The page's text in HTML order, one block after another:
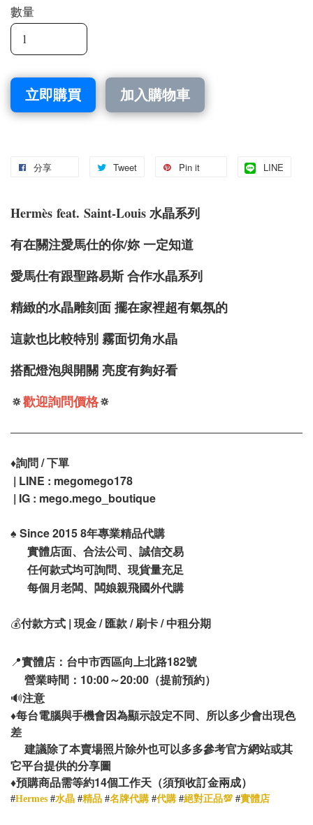
數量
立即購買 加入購物車
分享 Tweet Pin it LINE
Hermès feat. Saint-Louis 水晶系列
有在關注愛馬仕的你/妳 一定知道
愛馬仕有跟聖路易斯 合作水晶系列
精緻的水晶雕刻面 擺在家裡超有氣氛的
這款也比較特別 霧面切角水晶
搭配燈泡與開關 亮度有夠好看
🔅歡迎詢問價格🔅
♦️詢問 / 下單
| LINE : megomego178
| IG : mego.mego_boutique
♠️ Since 2015 8年專業精品代購
實體店面、合法公司、誠信交易
任何款式均可詢問、現貨量充足
每個月老闆、闆娘親飛國外代購
💰付款方式 | 現金 / 匯款 / 刷卡 / 中租分期
📍實體店：台中市西區向上北路182號
營業時間：10:00～20:00（提前預約）
🔊注意
♦️每台電腦與手機會因為顯示設定不同、所以多少會出現色
差
建議除了本賣場照片除外也可以多多參考官方網站或其
它平台提供的分享圖
♦️預購商品需等約14個工作天（須預收訂金兩成）
#Hermes #水晶 #精品 #名牌代購 #代購 #絕對正品💯 #實體店